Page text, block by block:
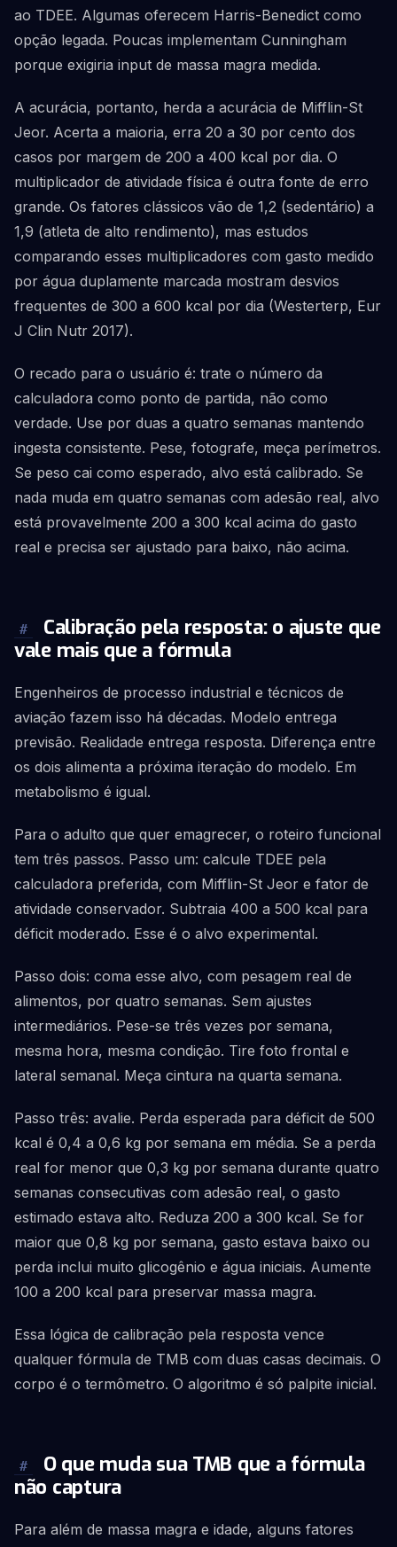
ao TDEE. Algumas oferecem Harris-Benedict como
opção legada. Poucas implementam Cunningham
porque exigiria input de massa magra medida.
A acurácia, portanto, herda a acurácia de Mifflin-St
Jeor. Acerta a maioria, erra 20 a 30 por cento dos
casos por margem de 200 a 400 kcal por dia. O
multiplicador de atividade física é outra fonte de erro
grande. Os fatores clássicos vão de 1,2 (sedentário) a
1,9 (atleta de alto rendimento), mas estudos
comparando esses multiplicadores com gasto medido
por água duplamente marcada mostram desvios
frequentes de 300 a 600 kcal por dia (Westerterp, Eur
J Clin Nutr 2017).
O recado para o usuário é: trate o número da
calculadora como ponto de partida, não como
verdade. Use por duas a quatro semanas mantendo
ingesta consistente. Pese, fotografe, meça perímetros.
Se peso cai como esperado, alvo está calibrado. Se
nada muda em quatro semanas com adesão real, alvo
está provavelmente 200 a 300 kcal acima do gasto
real e precisa ser ajustado para baixo, não acima.
#
Calibração pela resposta: o ajuste que
vale mais que a fórmula
Engenheiros de processo industrial e técnicos de
aviação fazem isso há décadas. Modelo entrega
previsão. Realidade entrega resposta. Diferença entre
os dois alimenta a próxima iteração do modelo. Em
metabolismo é igual.
Para o adulto que quer emagrecer, o roteiro funcional
tem três passos. Passo um: calcule TDEE pela
calculadora preferida, com Mifflin-St Jeor e fator de
atividade conservador. Subtraia 400 a 500 kcal para
déficit moderado. Esse é o alvo experimental.
Passo dois: coma esse alvo, com pesagem real de
alimentos, por quatro semanas. Sem ajustes
intermediários. Pese-se três vezes por semana,
mesma hora, mesma condição. Tire foto frontal e
lateral semanal. Meça cintura na quarta semana.
Passo três: avalie. Perda esperada para déficit de 500
kcal é 0,4 a 0,6 kg por semana em média. Se a perda
real for menor que 0,3 kg por semana durante quatro
semanas consecutivas com adesão real, o gasto
estimado estava alto. Reduza 200 a 300 kcal. Se for
maior que 0,8 kg por semana, gasto estava baixo ou
perda inclui muito glicogênio e água iniciais. Aumente
100 a 200 kcal para preservar massa magra.
Essa lógica de calibração pela resposta vence
qualquer fórmula de TMB com duas casas decimais. O
corpo é o termômetro. O algoritmo é só palpite inicial.
#
O que muda sua TMB que a fórmula
não captura
Para além de massa magra e idade, alguns fatores